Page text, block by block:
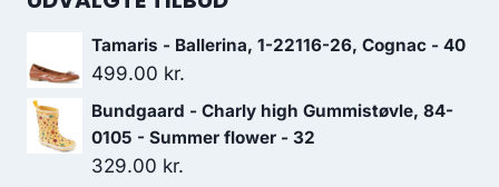
Tamaris - Ballerina, 1-22116-26, Cognac - 40
499.00 kr.
Bundgaard - Charly high Gummistøvle, 84-
0105 - Summer flower - 32
329.00 kr.